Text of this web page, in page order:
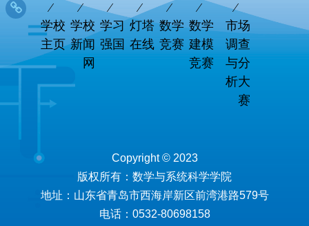
学校
主页
学校
新闻
网
学习
强国
灯塔
在线
数学
竞赛
数学
建模
竞赛
市场
调查
与分
析大
赛
Copyright © 2023
版权所有：数学与系统科学学院
地址：山东省青岛市西海岸新区前湾港路579号
电话：0532-80698158